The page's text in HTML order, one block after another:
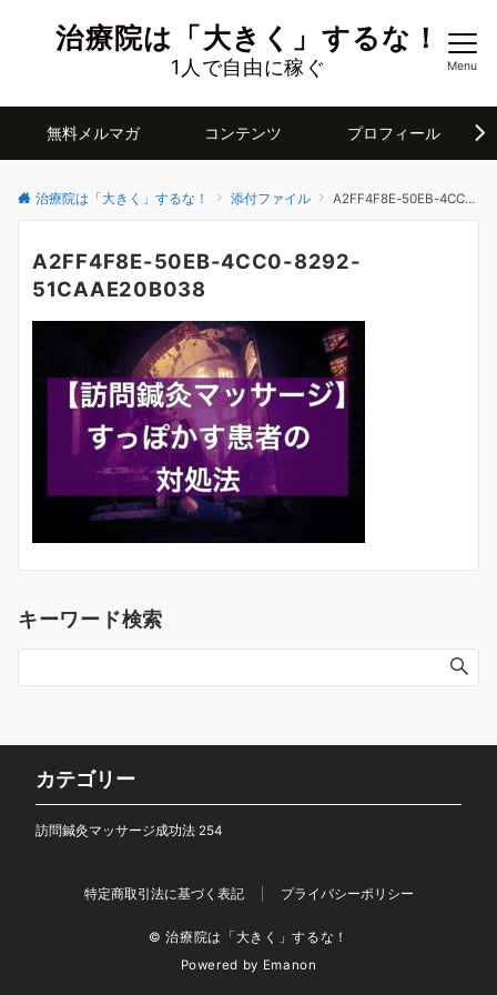
治療院は「大きく」するな！
1人で自由に稼ぐ Menu
無料メルマガ コンテンツ プロフィール
治療院は「大きく」するな！ 添付ファイル A2FF4F8E-50EB-4CC0-8292-51CAAE20B038
A2FF4F8E-50EB-4CC0-8292-
51CAAE20B038
キーワード検索
カテゴリー
訪問鍼灸マッサージ成功法 254
特定商取引法に基づく表記 プライバシーポリシー
© 治療院は「大きく」するな！
Powered by Emanon